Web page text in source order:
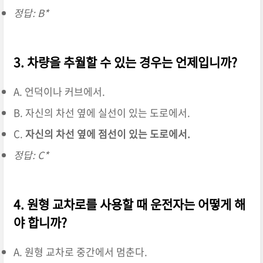
정답: B*
3. 차량을 추월할 수 있는 경우는 언제입니까?
A. 언덕이나 커브에서.
B. 자신의 차선 옆에 실선이 있는 도로에서.
C. 자신의 차선 옆에 점선이 있는 도로에서.
정답: C*
4. 원형 교차로를 사용할 때 운전자는 어떻게 해
야 합니까?
A. 원형 교차로 중간에서 멈춘다.